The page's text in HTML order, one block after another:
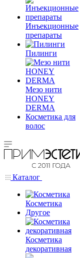
Инъекционные
препараты
Пилинги
Мезо нити
HONEY
DERMA
Косметика для
волос
Каталог
Косметика
Другое
Косметика
декоративная